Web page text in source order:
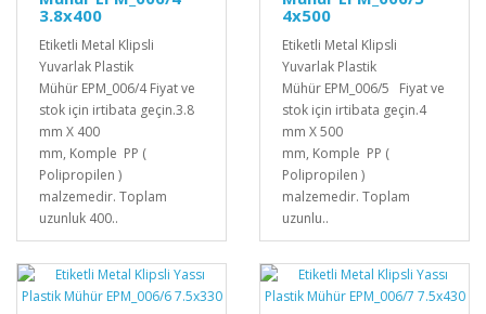
3.8x400
Etiketli Metal Klipsli
Yuvarlak Plastik
Mühür EPM_006/4 Fiyat ve
stok için irtibata geçin.3.8
mm X 400
mm, Komple PP (
Polipropilen )
malzemedir. Toplam
uzunluk 400..
4x500
Etiketli Metal Klipsli
Yuvarlak Plastik
Mühür EPM_006/5 Fiyat ve
stok için irtibata geçin.4
mm X 500
mm, Komple PP (
Polipropilen )
malzemedir. Toplam
uzunlu..